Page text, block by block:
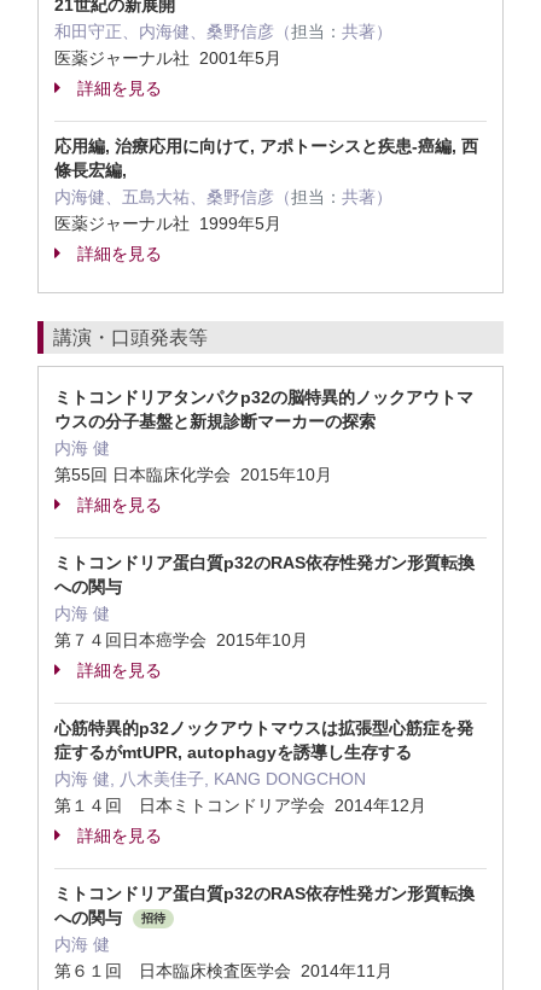
21世紀の新展開
和田守正、内海健、桑野信彦（担当： 共著）
医薬ジャーナル社 2001年5月
詳細を見る
応用編, 治療応用に向けて, アポトーシスと疾患-癌編, 西
條長宏編,
内海健、五島大祐、桑野信彦（担当： 共著）
医薬ジャーナル社 1999年5月
詳細を見る
講演・口頭発表等
ミトコンドリアタンパクp32の脳特異的ノックアウトマ
ウスの分子基盤と新規診断マーカーの探索
内海 健
第55回 日本臨床化学会 2015年10月
詳細を見る
ミトコンドリア蛋白質p32のRAS依存性発ガン形質転換
への関与
内海 健
第７４回日本癌学会 2015年10月
詳細を見る
心筋特異的p32ノックアウトマウスは拡張型心筋症を発
症するがmtUPR, autophagyを誘導し生存する
内海 健, 八木美佳子, KANG DONGCHON
第１４回 日本ミトコンドリア学会 2014年12月
詳細を見る
ミトコンドリア蛋白質p32のRAS依存性発ガン形質転換
への関与
招待
内海 健
第６１回 日本臨床検査医学会 2014年11月